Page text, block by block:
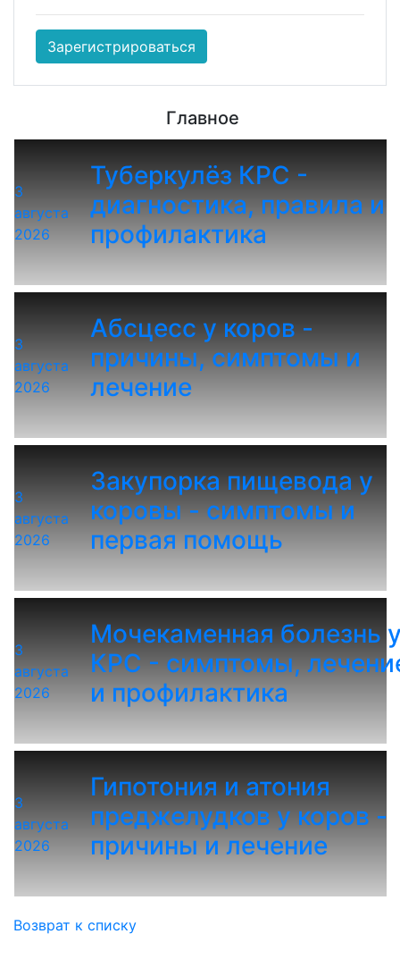
Зарегистрироваться
Главное
3
августа
2026
Туберкулёз КРС -
диагностика, правила и
профилактика
3
августа
2026
Абсцесс у коров -
причины, симптомы и
лечение
3
августа
2026
Закупорка пищевода у
коровы - симптомы и
первая помощь
3
августа
2026
Мочекаменная болезнь
КРС - симптомы,
и профилактика
3
августа
2026
Гипотония и атония
преджелудков у коров -
причины и лечение
Возврат к списку